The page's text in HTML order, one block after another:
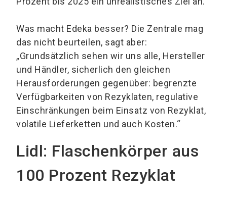
Was macht Edeka besser? Die Zentrale mag
das nicht beurteilen, sagt aber:
„Grundsätzlich sehen wir uns alle, Hersteller
und Händler, sicherlich den gleichen
Herausforderungen gegenüber: begrenzte
Verfügbarkeiten von Rezyklaten, regulative
Einschränkungen beim Einsatz von Rezyklat,
volatile Lieferketten und auch Kosten.“
Lidl: Flaschenkörper aus
100 Prozent Rezyklat